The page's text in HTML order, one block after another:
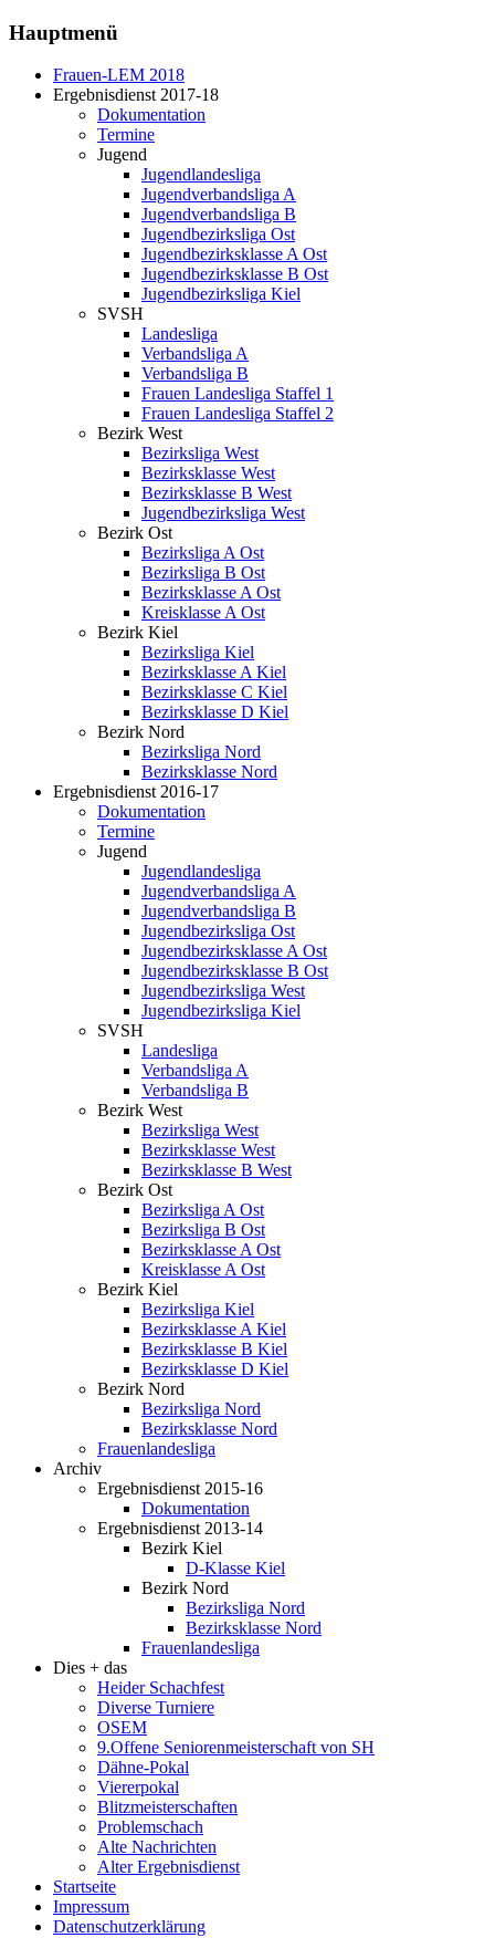
Hauptmenü
Frauen-LEM 2018
Ergebnisdienst 2017-18
Dokumentation
Termine
Jugend
Jugendlandesliga
Jugendverbandsliga A
Jugendverbandsliga B
Jugendbezirksliga Ost
Jugendbezirksklasse A Ost
Jugendbezirksklasse B Ost
Jugendbezirksliga Kiel
SVSH
Landesliga
Verbandsliga A
Verbandsliga B
Frauen Landesliga Staffel 1
Frauen Landesliga Staffel 2
Bezirk West
Bezirksliga West
Bezirksklasse West
Bezirksklasse B West
Jugendbezirksliga West
Bezirk Ost
Bezirksliga A Ost
Bezirksliga B Ost
Bezirksklasse A Ost
Kreisklasse A Ost
Bezirk Kiel
Bezirksliga Kiel
Bezirksklasse A Kiel
Bezirksklasse C Kiel
Bezirksklasse D Kiel
Bezirk Nord
Bezirksliga Nord
Bezirksklasse Nord
Ergebnisdienst 2016-17
Dokumentation
Termine
Jugend
Jugendlandesliga
Jugendverbandsliga A
Jugendverbandsliga B
Jugendbezirksliga Ost
Jugendbezirksklasse A Ost
Jugendbezirksklasse B Ost
Jugendbezirksliga West
Jugendbezirksliga Kiel
SVSH
Landesliga
Verbandsliga A
Verbandsliga B
Bezirk West
Bezirksliga West
Bezirksklasse West
Bezirksklasse B West
Bezirk Ost
Bezirksliga A Ost
Bezirksliga B Ost
Bezirksklasse A Ost
Kreisklasse A Ost
Bezirk Kiel
Bezirksliga Kiel
Bezirksklasse A Kiel
Bezirksklasse B Kiel
Bezirksklasse D Kiel
Bezirk Nord
Bezirksliga Nord
Bezirksklasse Nord
Frauenlandesliga
Archiv
Ergebnisdienst 2015-16
Dokumentation
Ergebnisdienst 2013-14
Bezirk Kiel
D-Klasse Kiel
Bezirk Nord
Bezirksliga Nord
Bezirksklasse Nord
Frauenlandesliga
Dies + das
Heider Schachfest
Diverse Turniere
OSEM
9.Offene Seniorenmeisterschaft von SH
Dähne-Pokal
Viererpokal
Blitzmeisterschaften
Problemschach
Alte Nachrichten
Alter Ergebnisdienst
Startseite
Impressum
Datenschutzerklärung